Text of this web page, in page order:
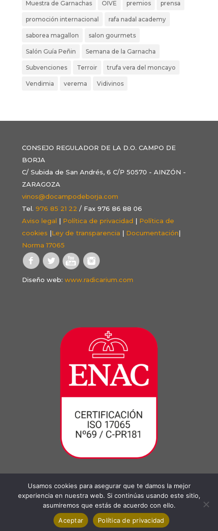
Muestra de Garnachas OIVE premios prensa
promoción internacional rafa nadal academy
saborea magallon salon gourmets
Salón Guía Peñin Semana de la Garnacha
Subvenciones Terroir trufa vera del moncayo
Vendimia verema Vidivinos
CONSEJO REGULADOR DE LA D.O. CAMPO DE
BORJA
C/ Subida de San Andrés, 6 C/P 50570 - AINZÓN -
ZARAGOZA
vinos@docampodeborja.com
Tel. 976 85 21 22 / Fax 976 86 88 06
Aviso legal | Política de privacidad | Política de
cookies |Ley de transparencia | Documentación|
Norma 17065
Diseño web: www.radicarium.com
Usamos cookies para asegurar que te damos la mejor
experiencia en nuestra web. Si continúas usando este sitio,
asumiremos que estás de acuerdo con ello.
Aceptar
Política de privacidad